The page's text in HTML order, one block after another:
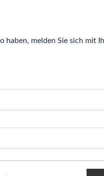
haben, melden Sie sich mit